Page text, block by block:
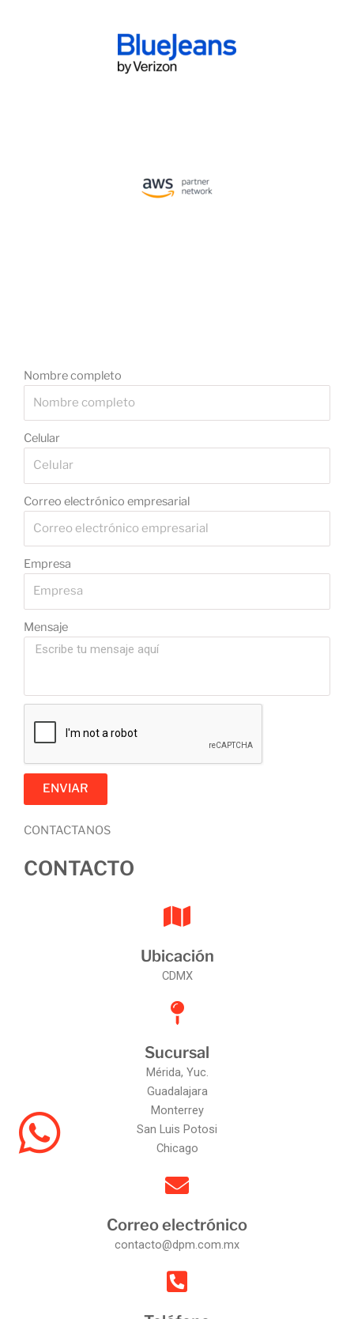
Nombre completo
Celular
Correo electrónico empresarial
Empresa
Mensaje
ENVIAR
CONTACTANOS
CONTACTO
Ubicación
CDMX
Sucursal
Mérida, Yuc.
Guadalajara
Monterrey
San Luis Potosi
Chicago
Correo electrónico
contacto@dpm.com.mx